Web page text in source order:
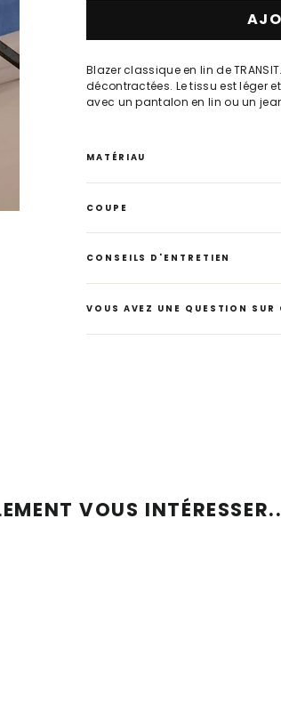
Blazer classique en lin de
décontractées. Le tissu est léger
avec un pantalon en lin ou un
MATÉRIAU
COUPE
CONSEILS D'ENTRETIEN
VOUS AVEZ UNE QUESTION
VOUS